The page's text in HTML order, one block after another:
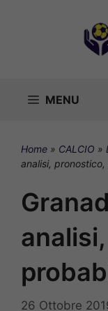
MENU
Home » CALCIO »
analisi,
26 Ottobre